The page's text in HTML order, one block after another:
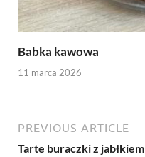
Babka kawowa
11 marca 2026
PREVIOUS ARTICLE
Tarte buraczki z jabłkiem